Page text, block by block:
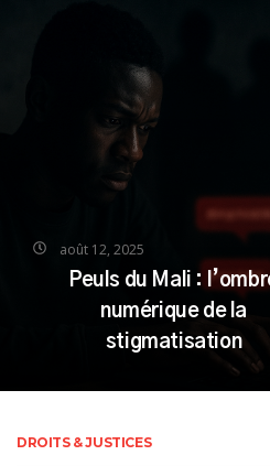
août 12, 2025
Peuls du Mali : l’ombre
numérique de la
stigmatisation